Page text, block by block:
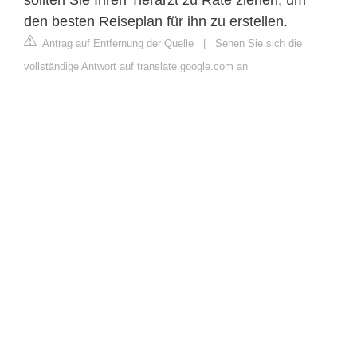
den besten Reiseplan für ihn zu erstellen.
Antrag auf Entfernung der Quelle | Sehen Sie sich die
vollständige Antwort auf translate.google.com an